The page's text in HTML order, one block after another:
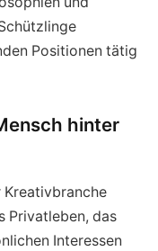
Positionen tätig
hinter
Kreativbranche
Privatleben, das
Interessen